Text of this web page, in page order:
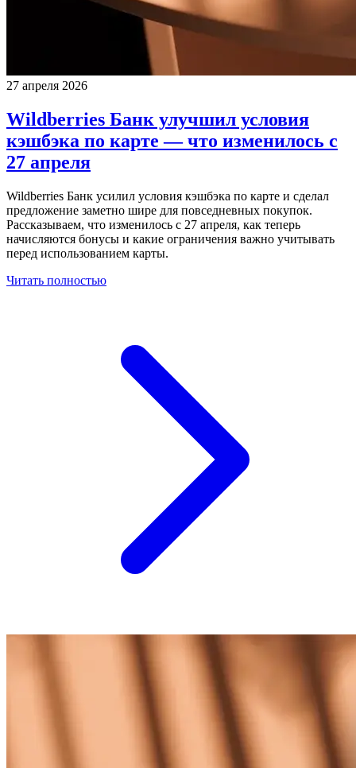
27 апреля 2026
Wildberries Банк улучшил условия
кэшбэка по карте — что изменилось с
27 апреля
Wildberries Банк усилил условия кэшбэка по карте и сделал
предложение заметно шире для повседневных покупок.
Рассказываем, что изменилось с 27 апреля, как теперь
начисляются бонусы и какие ограничения важно учитывать
перед использованием карты.
Читать полностью